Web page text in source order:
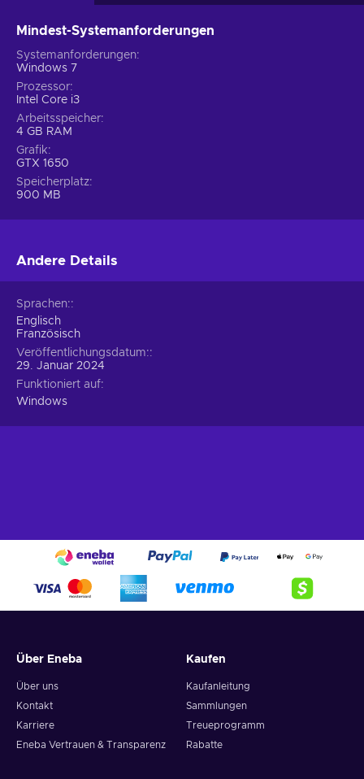
Mindest-Systemanforderungen
Systemanforderungen
Windows 7
Prozessor
Intel Core i3
Arbeitsspeicher
4 GB RAM
Grafik
GTX 1650
Speicherplatz
900 MB
Andere Details
Sprachen:
Englisch
Französisch
Veröffentlichungsdatum:
29. Januar 2024
Funktioniert auf
Windows
Über Eneba
Über uns
Kontakt
Karriere
Eneba Vertrauen & Transparenz
Kaufen
Kaufanleitung
Sammlungen
Treueprogramm
Rabatte